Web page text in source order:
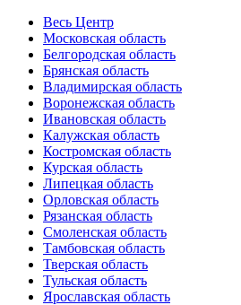
Весь Центр
Московская область
Белгородская область
Брянская область
Владимирская область
Воронежская область
Ивановская область
Калужская область
Костромская область
Курская область
Липецкая область
Орловская область
Рязанская область
Смоленская область
Тамбовская область
Тверская область
Тульская область
Ярославская область